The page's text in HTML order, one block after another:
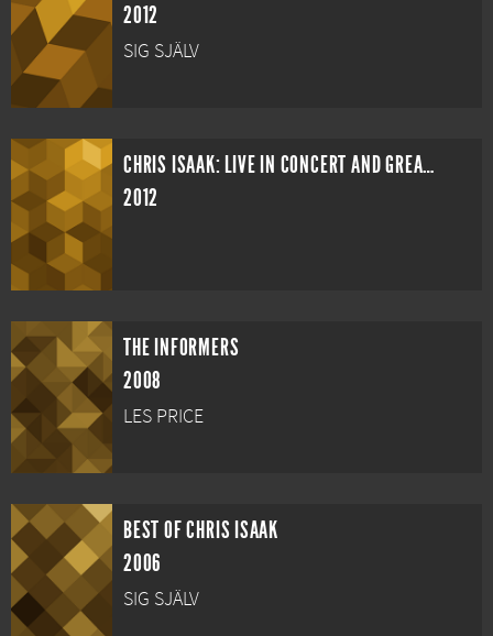
2012
SIG SJÄLV
CHRIS ISAAK: LIVE IN CONCERT AND GREATEST HITS LIVE CONCERT
2012
THE INFORMERS
2008
LES PRICE
BEST OF CHRIS ISAAK
2006
SIG SJÄLV